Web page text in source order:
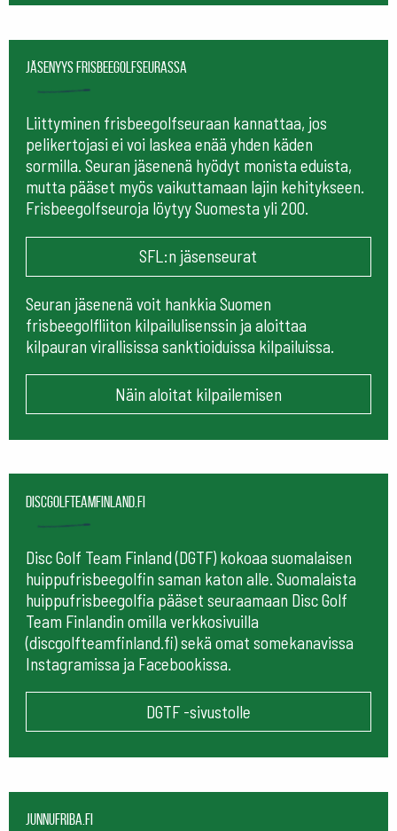
Jäsenyys frisbeegolfseurassa
Liittyminen frisbeegolfseuraan kannattaa, jos
pelikertojasi ei voi laskea enää yhden käden
sormilla. Seuran jäsenenä hyödyt monista eduista,
mutta pääset myös vaikuttamaan lajin kehitykseen.
Frisbeegolfseuroja löytyy Suomesta yli 200.
SFL:n jäsenseurat
Seuran jäsenenä voit hankkia Suomen
frisbeegolfliiton kilpailulisenssin ja aloittaa
kilpauran virallisissa sanktioiduissa kilpailuissa.
Näin aloitat kilpailemisen
Discgolfteamfinland.fi
Disc Golf Team Finland (DGTF) kokoaa suomalaisen
huippufrisbeegolfin saman katon alle. Suomalaista
huippufrisbeegolfia pääset seuraamaan Disc Golf
Team Finlandin omilla verkkosivuilla
(discgolfteamfinland.fi) sekä omat somekanavissa
Instagramissa ja Facebookissa.
DGTF -sivustolle
Junnufriba.fi